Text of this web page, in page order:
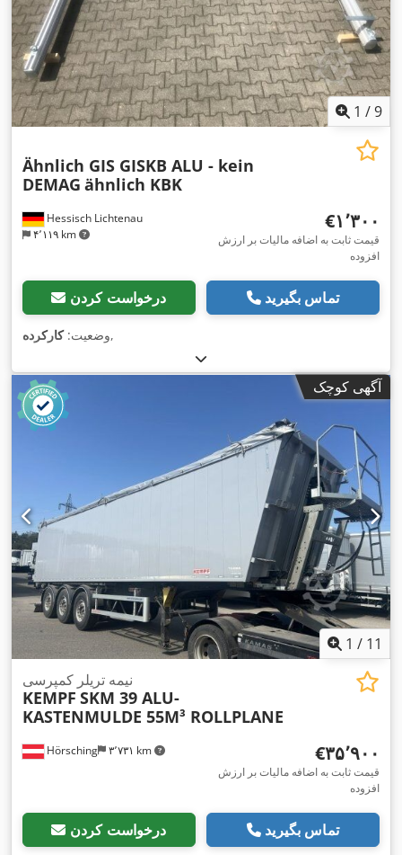
1 /9
Hessisch Lichtenau
۴٬۱۱۹ km
Ähnlich GIS GISKB ALU - kein
DEMAG ähnlich KBK
‎€۱٬۳۰۰
قیمت ثابت به اضافه مالیات بر ارزش
افزوده
درخواست کردن تماس بگیرید
وضعیت:کارکرده ,
آگهی کوچک
1 / 11
Hörsching ۳٬۷۳۱ km
نیمه تریلر کمپرسی
KEMPF SKM 39 ALU-
KASTENMULDE 55M³ ROLLPLANE
‎€۳۵٬۹۰۰
قیمت ثابت به اضافه مالیات بر ارزش
افزوده
درخواست کردن تماس بگیرید